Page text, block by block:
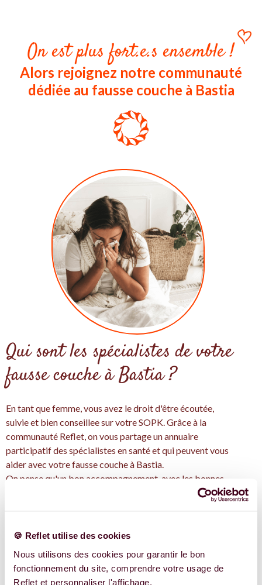
🍪 Reflet utilise des cookies
Nous utilisons des cookies pour garantir le bon
fonctionnement du site, comprendre votre usage de
Reflet et personnaliser l'affichage.
On est plus fort.e.s ensemble !
Alors rejoignez notre communauté
dédiée au fausse couche à Bastia
Qui sont les spécialistes de votre
fausse couche à Bastia ?
En tant que femme, vous avez le droit d'être écoutée,
suivie et bien conseillee sur votre SOPK. Grâce à la
communauté Reflet, on vous partage un annuaire
participatif des spécialistes en santé et qui peuvent vous
aider avec votre fausse couche à Bastia.
On pense qu'un bon accompagnement, avec les bonnes
informations et les bonne personnes, c'est idéales pour
Avec Reflet, trouver les expertes en fausse couche près de
chez vous à Bastia et en Corse, et découvrez leurs
conseils adaptés à votre situation.